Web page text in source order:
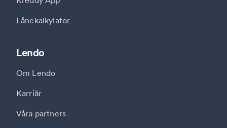
Lånekalkylator
Lendo
Om Lendo
Karriär
Våra partners